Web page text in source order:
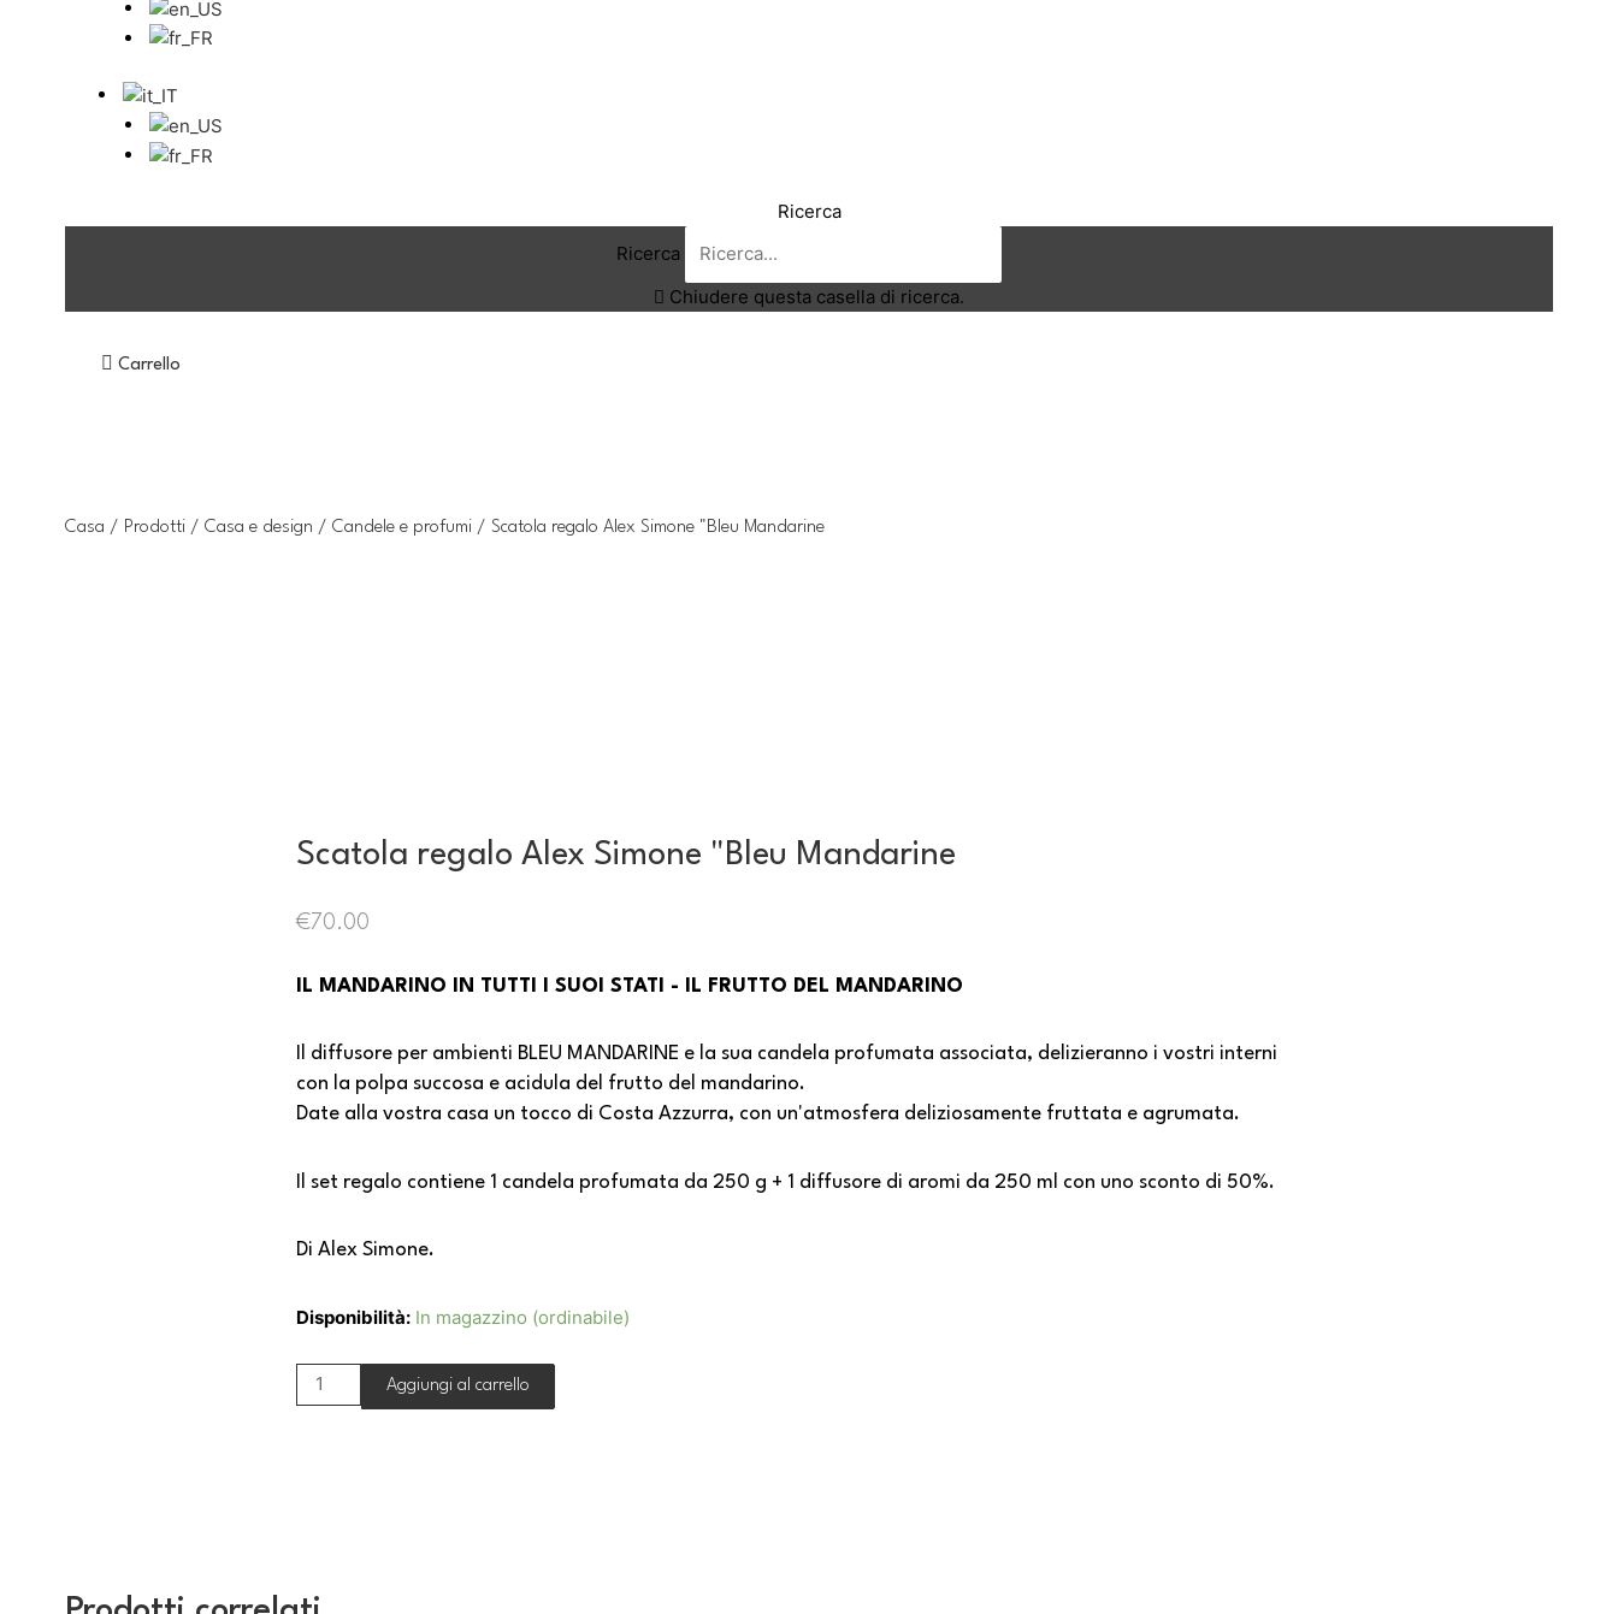
Ricerca
Ricerca
Chiudere questa casella di ricerca.
Carrello
Casa / Prodotti / Casa e design / Candele e profumi / Scatola regalo Alex Simone "Bleu Mandarine
Scatola regalo Alex Simone "Bleu Mandarine
€70.00
IL MANDARINO IN TUTTI I SUOI STATI - IL FRUTTO DEL MANDARINO
Il diffusore per ambienti BLEU MANDARINE e la sua candela profumata associata, delizieranno i vostri interni
con la polpa succosa e acidula del frutto del mandarino.
Date alla vostra casa un tocco di Costa Azzurra, con un'atmosfera deliziosamente fruttata e agrumata.
Il set regalo contiene 1 candela profumata da 250 g + 1 diffusore di aromi da 250 ml con uno sconto di 50%.
Di Alex Simone.
Disponibilità: In magazzino (ordinabile)
Quantità
Alex
Aggiungi al carrello